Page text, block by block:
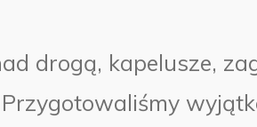
drogą, kapelusze,